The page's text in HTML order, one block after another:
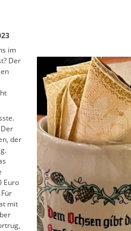
im
Der
der
Euro
mit